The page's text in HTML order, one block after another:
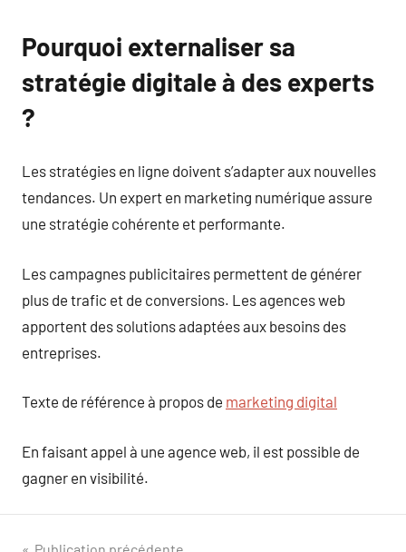
Pourquoi externaliser sa
stratégie digitale à des experts
?
Les stratégies en ligne doivent s’adapter aux nouvelles
tendances. Un expert en marketing numérique assure
une stratégie cohérente et performante.
Les campagnes publicitaires permettent de générer
plus de trafic et de conversions. Les agences web
apportent des solutions adaptées aux besoins des
entreprises.
Texte de référence à propos de marketing digital
En faisant appel à une agence web, il est possible de
gagner en visibilité.